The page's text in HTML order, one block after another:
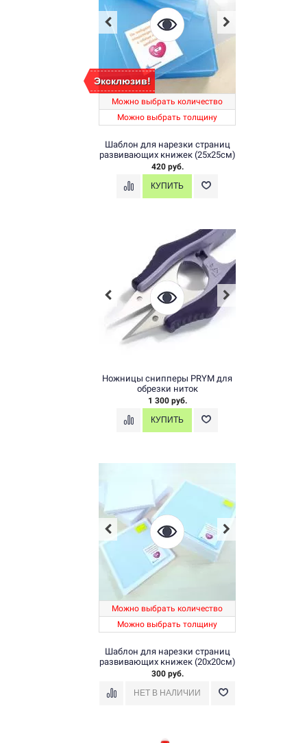
Эксклюзив!
Можно выбрать количество
Можно выбрать толщину
Шаблон для нарезки страниц
развивающих книжек (25х25см)
420 руб.
Ножницы снипперы PRYM для
обрезки ниток
1 300 руб.
Можно выбрать количество
Можно выбрать толщину
Шаблон для нарезки страниц
развивающих книжек (20х20см)
300 руб.